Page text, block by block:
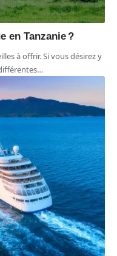
en Tanzanie ?
à offrir. Si vous désirez y
…